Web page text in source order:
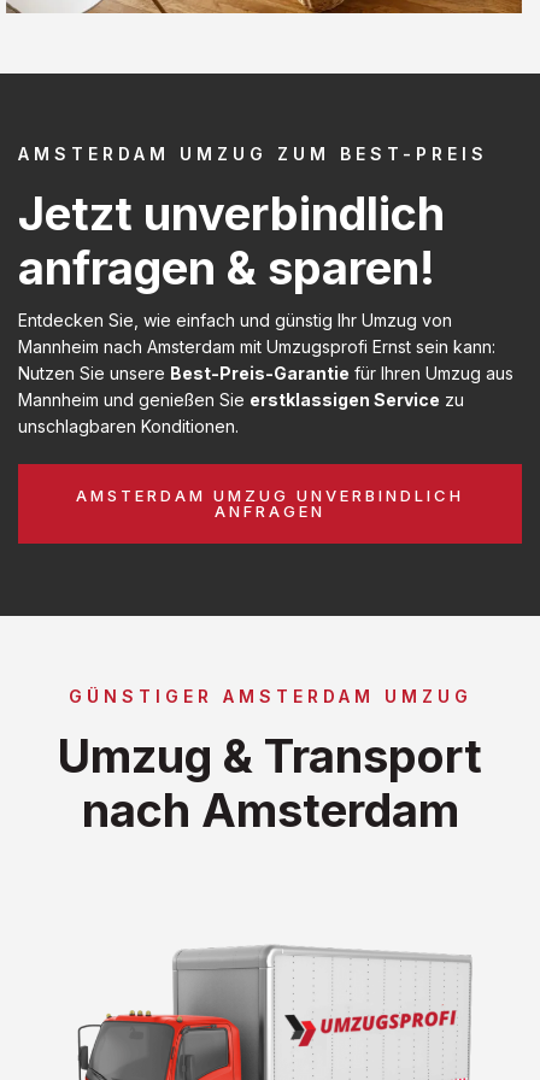
AMSTERDAM UMZUG ZUM BEST-PREIS
Jetzt unverbindlich
anfragen & sparen!
Entdecken Sie, wie einfach und günstig Ihr Umzug von
Mannheim nach Amsterdam mit Umzugsprofi Ernst sein kann:
Nutzen Sie unsere Best-Preis-Garantie für Ihren Umzug aus
Mannheim und genießen Sie erstklassigen Service zu
unschlagbaren Konditionen.
AMSTERDAM UMZUG UNVERBINDLICH
ANFRAGEN
GÜNSTIGER AMSTERDAM UMZUG
Umzug & Transport
nach Amsterdam